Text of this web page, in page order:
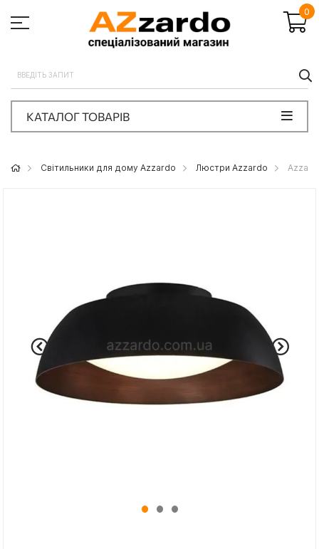
0
КАТАЛОГ ТОВАРІВ
Світильники для дому Azzardo Люстри Azzardo